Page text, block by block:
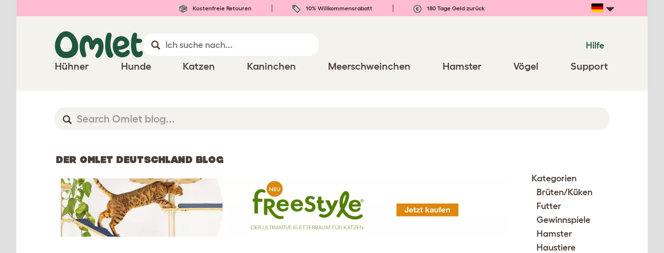
Kostenfreie Retouren 10% Willkommensrabatt 180 Tage Geld zurück
Hilfe
Hühner Hunde Katzen Kaninchen Meerschweinchen Hamster Vögel Support
DER OMLET DEUTSCHLAND BLOG
Kategorien
Brüten/Küken
Futter
Gewinnspiele
Hamster
Haustiere